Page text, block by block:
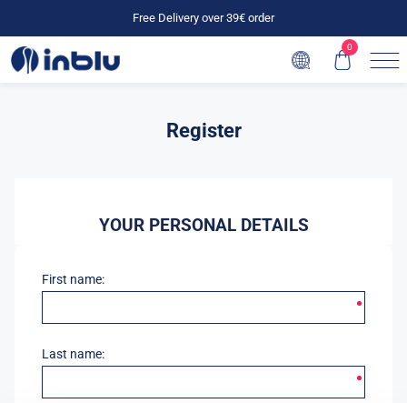
Free Delivery over 39€ order
0
Register
YOUR PERSONAL DETAILS
First name:
Last name: